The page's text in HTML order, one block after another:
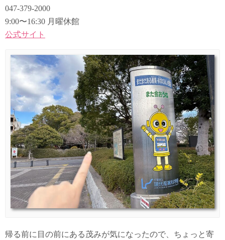
047-379-2000
9:00〜16:30 月曜休館
公式サイト
帰る前に目の前にある茂みが気になったので、ちょっと寄